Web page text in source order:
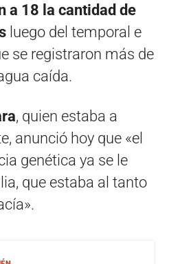
a 18 la cantidad de
luego del temporal e
se registraron más de
caída.
, quien estaba a
anunció hoy que «el
genética ya se le
que estaba al tanto